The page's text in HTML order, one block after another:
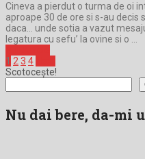
Cineva a pierdut o turma de oi
aproape 30 de ore si s-au decis
daca… unde sotia a vazut
legatura cu sefu’ la ovine si o …
Paginație
articole
1 23 4
Scotocește!
Nu dai bere, da-mi